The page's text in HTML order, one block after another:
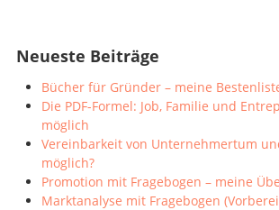
Neueste Beiträge
Bücher für Gründer – meine
Die PDF-Formel: Job, Familie und
möglich
Vereinbarkeit von Unternehmertum
möglich?
Promotion mit Fragebogen – meine
Marktanalyse mit Fragebogen